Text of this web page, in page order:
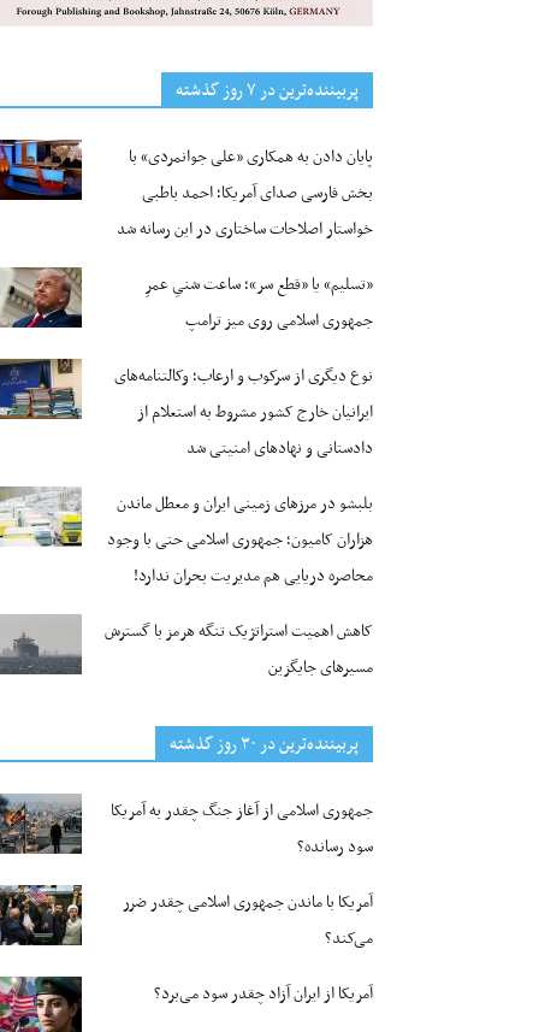
پربیننده‌ترین‌ در ۷ روز گذشته
پایان دادن به همکاری «علی جوانمردی» با
بخش فارسی صدای آمریکا؛ احمد باطبی
خواستار اصلاحات ساختاری در این رسانه شد
«تسلیم» یا «قطع سر»؛ ساعت شنیِ عمرِ
جمهوری اسلامی روی میز ترامپ
نوع دیگری از سرکوب و ارعاب؛ وکالتنامه‌های
ایرانیان خارج کشور مشروط به استعلام از
دادستانی و نهادهای امنیتی شد
بلبشو در مرزهای زمینی ایران و معطل ماندن
هزاران کامیون؛ جمهوری اسلامی حتی با وجود
محاصره دریایی هم مدیریت بحران ندارد!
کاهش اهمیت استراتژیک تنگه‌ هرمز با گسترش
مسیرهای جایگزین
پربیننده‌ترین‌ در ۳۰ روز گذشته
جمهوری اسلامی از آغاز جنگ چقدر به آمریکا
سود رسانده؟
آمریکا با ماندن جمهوری اسلامی چقدر ضرر
می‌کند؟
آمریکا از ایران آزاد چقدر سود می‌برد؟